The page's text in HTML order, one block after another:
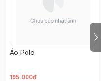
Áo Polo
195.000đ